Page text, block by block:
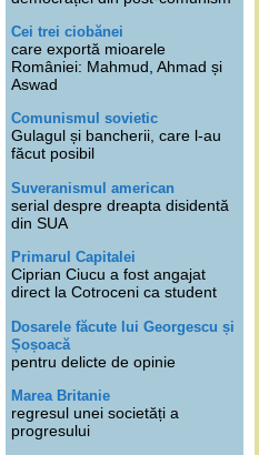
Cei trei ciobănei
care exportă mioarele
României: Mahmud, Ahmad și
Aswad
Comunismul sovietic
Gulagul și bancherii, care l-au
făcut posibil
Suveranismul american
serial despre dreapta disidentă
din SUA
Primarul Capitalei
Ciprian Ciucu a fost angajat
direct la Cotroceni ca student
Dosarele făcute lui Georgescu și
Șoșoacă
pentru delicte de opinie
Marea Britanie
regresul unei societăți a
progresului